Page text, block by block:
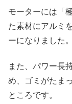
モーターには「
た素材にアルミ
ーになりました。
また、パワー長
め、ゴミがたま
ところです。